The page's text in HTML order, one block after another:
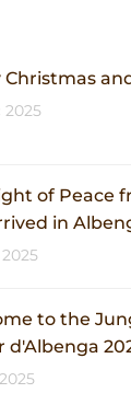
Christmas
2025
of Peace
in
to the
d'Albenga